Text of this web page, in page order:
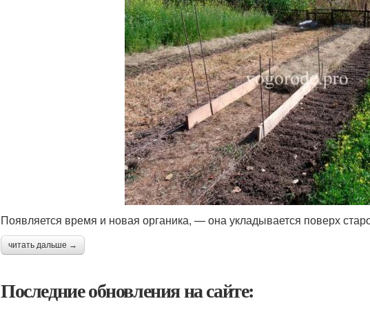
Появляется время и новая органика, — она укладывается поверх
читать дальше →
Последние обновления на сайте: